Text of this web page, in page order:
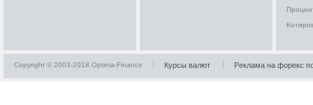
Copyright © 2003-2018 Optima-Finance Курсы валют Реклама на форекс